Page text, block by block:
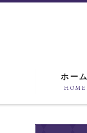
ホーム
HOME